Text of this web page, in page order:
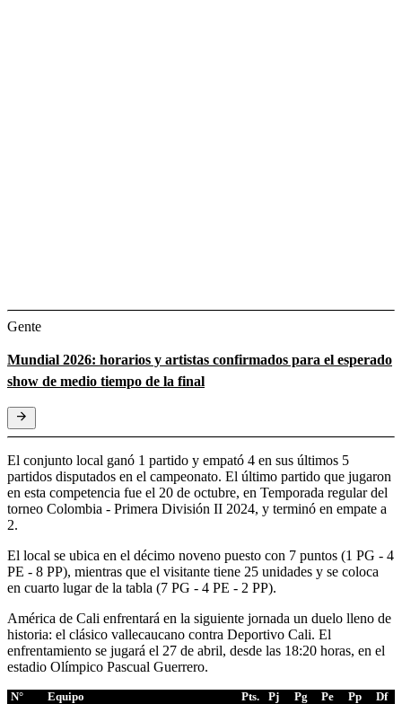
Gente
Mundial 2026: horarios y artistas confirmados para el esperado
show de medio tiempo de la final
El conjunto local ganó 1 partido y empató 4 en sus últimos 5
partidos disputados en el campeonato. El último partido que jugaron
en esta competencia fue el 20 de octubre, en Temporada regular del
torneo Colombia - Primera División II 2024, y terminó en empate a
2.
El local se ubica en el décimo noveno puesto con 7 puntos (1 PG - 4
PE - 8 PP), mientras que el visitante tiene 25 unidades y se coloca
en cuarto lugar de la tabla (7 PG - 4 PE - 2 PP).
América de Cali enfrentará en la siguiente jornada un duelo lleno de
historia: el clásico vallecaucano contra Deportivo Cali. El
enfrentamiento se jugará el 27 de abril, desde las 18:20 horas, en el
estadio Olímpico Pascual Guerrero.
N° Equipo Pts. Pj Pg Pe Pp
Df